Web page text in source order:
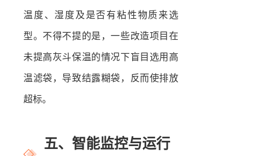
温度、湿度及是否有粘性物质来选
型。不得不提的是，一些改造项目在
未提高灰斗保温的情况下盲目选用高
温滤袋，导致结露糊袋，反而使排放
超标。
五、智能监控与运行